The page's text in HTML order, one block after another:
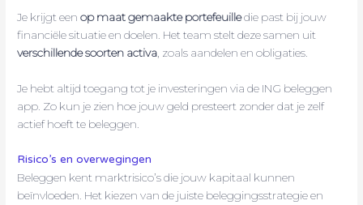
Je krijgt eenop maat gemaakte portefeuilledie past bij jouw
financiële situatie en doelen. Het team stelt deze samen uit
verschillende soorten activa , zoals aandelen en obligaties.
Je hebt altijd toegang tot je investeringen via de ING beleggen
app. Zo kun je zien hoe jouw geld presteert zonder dat je zelf
actief hoeft te beleggen.
Risico’s en overwegingen
Beleggen kent marktrisico’s die jouw kapitaal kunnen
beïnvloeden. Het kiezen van de juiste beleggingsstrategie en